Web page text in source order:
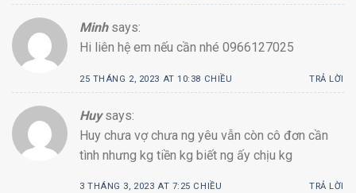
Minh says:
Hi liên hệ em nếu cần nhé 0966127025
25 THÁNG 2, 2023 AT 10:38 CHIỀU TRẢ LỜI
Huy says:
Huy chưa vợ chưa ng yêu vẫn còn cô đơn cần
tình nhưng kg tiền kg biết ng ấy chịu kg
3 THÁNG 3, 2023 AT 7:25 CHIỀU TRẢ LỜI